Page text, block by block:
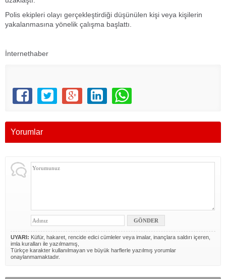
Polis ekipleri olayı gerçekleştirdiği düşünülen kişi veya kişilerin
yakalanmasına yönelik çalışma başlattı.
İnternethaber
Yorumlar
UYARI: Küfür, hakaret, rencide edici cümleler veya imalar, inançlara saldırı içeren,
imla kuralları ile yazılmamış,
Türkçe karakter kullanılmayan ve büyük harflerle yazılmış yorumlar
onaylanmamaktadır.